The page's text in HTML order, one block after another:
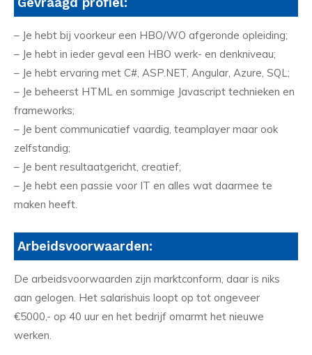
– Je hebt bij voorkeur een HBO/WO afgeronde opleiding;
– Je hebt in ieder geval een HBO werk- en denkniveau;
– Je hebt ervaring met C#, ASP.NET, Angular, Azure, SQL;
– Je beheerst HTML en sommige Javascript technieken en
frameworks;
– Je bent communicatief vaardig, teamplayer maar ook
zelfstandig;
– Je bent resultaatgericht, creatief;
– Je hebt een passie voor IT en alles wat daarmee te
maken heeft.
Arbeidsvoorwaarden:
De arbeidsvoorwaarden zijn marktconform, daar is niks
aan gelogen. Het salarishuis loopt op tot ongeveer
€5000,- op 40 uur en het bedrijf omarmt het nieuwe
werken.